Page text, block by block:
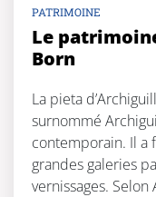
PATRIMOINE
Le
Born
La pieta
surnommé
contemporain. Il a
grandes galeries
vernissages. Selon